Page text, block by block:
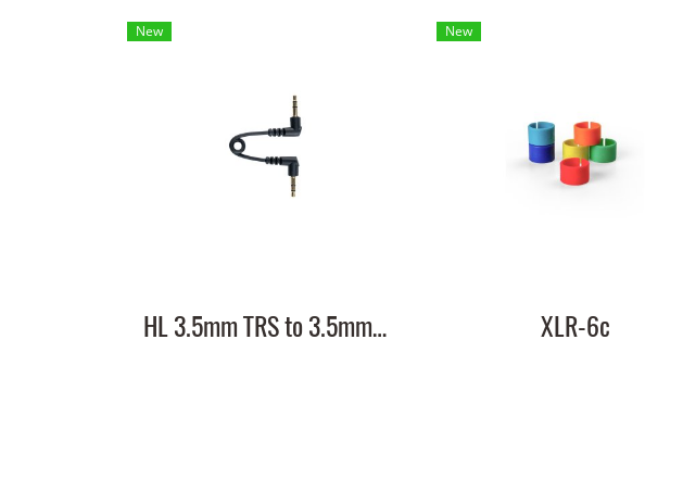
New
HL 3.5mm TRS to 3.5mm TRS Cable (2.8-inch)
New
XLR-6c